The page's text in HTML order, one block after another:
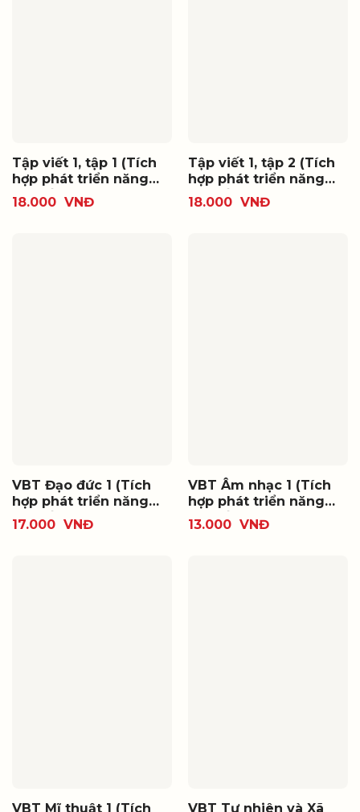
Tập viết 1, tập 1 (Tích
hợp phát triển năng
lực số)
18.000 VNĐ
Tập viết 1, tập 2 (Tích
hợp phát triển năng
lực số)
18.000 VNĐ
VBT Đạo đức 1 (Tích
hợp phát triển năng
lực số)
17.000 VNĐ
VBT Âm nhạc 1 (Tích
hợp phát triển năng
lực số)
13.000 VNĐ
VBT Mĩ thuật 1 (Tích VBT Tự nhiên và Xã